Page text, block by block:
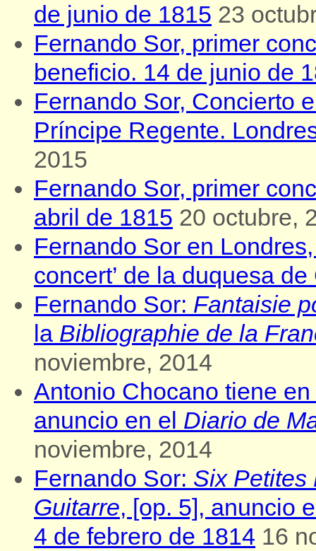
de junio de 1815 23
Fernando Sor, primer
beneficio. 14 de junio de
Fernando Sor, Concierto
Príncipe Regente.
2015
Fernando Sor, primer
abril de 1815 20 octubre,
Fernando Sor en
concert’ de la duquesa
Fernando Sor: Fantaisie
la Bibliographie de la
noviembre, 2014
Antonio Chocano tiene
anuncio en el Diario de
noviembre, 2014
Fernando Sor: Six Petites
Guitarre, [op. 5], anuncio
4 de febrero de 1814 16